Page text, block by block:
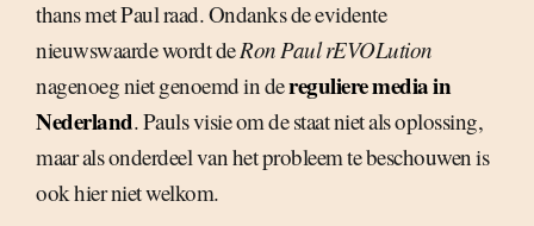
thans met Paul raad. Ondanks de evidente
nieuwswaarde wordt deRon Paul rEVOLution
nagenoeg niet genoemd in dereguliere media in
Nederland. Pauls visie om de staat niet als oplossing,
maar als onderdeel van het probleem te beschouwen is
ook hier niet welkom.